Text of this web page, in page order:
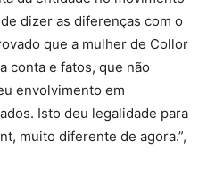
dizer as diferenças com o
que a mulher de Collor
conta e fatos, que não
envolvimento em
Isto deu legalidade para
muito diferente de agora.”,